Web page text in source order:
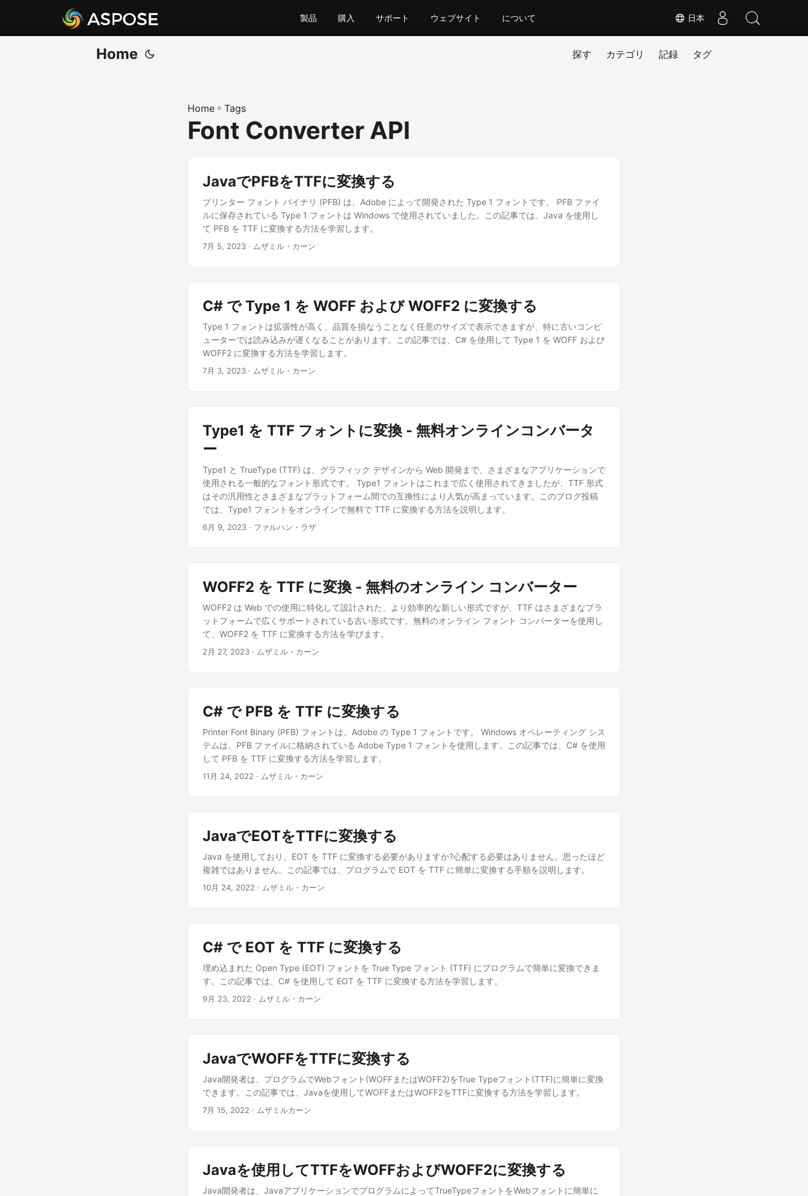
日本
製品 購入 サポート ウェブサイト について
Home 探す カテゴリ 記録 タグ
Home » Tags
Font Converter API
JavaでPFBをTTFに変換する
プリンター フォント バイナリ (PFB) は、Adobe によって開発された Type 1 フォントです。 PFB ファイ
ルに保存されている Type 1 フォントは Windows で使用されていました。この記事では、Java を使用し
て PFB を TTF に変換する方法を学習します。
7月 5, 2023 · ムザミル・カーン
C# で Type 1 を WOFF および WOFF2 に変換する
Type 1 フォントは拡張性が高く、品質を損なうことなく任意のサイズで表示できますが、特に古いコンピ
ューターでは読み込みが遅くなることがあります。この記事では、C# を使用して Type 1 を WOFF および
WOFF2 に変換する方法を学習します。
7月 3, 2023 · ムザミル・カーン
Type1 を TTF フォントに変換 - 無料オンラインコンバータ
ー
Type1 と TrueType (TTF) は、グラフィック デザインから Web 開発まで、さまざまなアプリケーションで
使用される一般的なフォント形式です。 Type1 フォントはこれまで広く使用されてきましたが、TTF 形式
はその汎用性とさまざまなプラットフォーム間での互換性により人気が高まっています。このブログ投稿
では、Type1 フォントをオンラインで無料で TTF に変換する方法を説明します。
6月 9, 2023 · ファルハン・ラザ
WOFF2 を TTF に変換 - 無料のオンライン コンバーター
WOFF2 は Web での使用に特化して設計された、より効率的な新しい形式ですが、TTF はさまざまなプラ
ットフォームで広くサポートされている古い形式です。無料のオンライン フォント コンバーターを使用し
て、WOFF2 を TTF に変換する方法を学びます。
2月 27, 2023 · ムザミル・カーン
C# で PFB を TTF に変換する
Printer Font Binary (PFB) フォントは、Adobe の Type 1 フォントです。 Windows オペレーティング シス
テムは、PFB ファイルに格納されている Adobe Type 1 フォントを使用します。この記事では、C# を使用
して PFB を TTF に変換する方法を学習します。
11月 24, 2022 · ムザミル・カーン
JavaでEOTをTTFに変換する
Java を使用しており、EOT を TTF に変換する必要がありますか?心配する必要はありません。思ったほど
複雑ではありません。この記事では、プログラムで EOT を TTF に簡単に変換する手順を説明します。
10月 24, 2022 · ムザミル・カーン
C# で EOT を TTF に変換する
埋め込まれた Open Type (EOT) フォントを True Type フォント (TTF) にプログラムで簡単に変換できま
す。この記事では、C# を使用して EOT を TTF に変換する方法を学習します。
9月 23, 2022 · ムザミル・カーン
JavaでWOFFをTTFに変換する
Java開発者は、プログラムでWebフォント(WOFFまたはWOFF2)をTrue Typeフォント(TTF)に簡単に変換
できます。この記事では、Javaを使用してWOFFまたはWOFF2をTTFに変換する方法を学習します。
7月 15, 2022 · ムザミルカーン
Javaを使用してTTFをWOFFおよびWOFF2に変換する
Java開発者は、JavaアプリケーションでプログラムによってTrueTypeフォントをWebフォントに簡単に